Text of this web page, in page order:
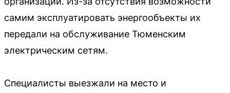
самим эксплуатировать энергообъекты их
передали на обслуживание Тюменским
электрическим сетям.
Специалисты выезжали на место и